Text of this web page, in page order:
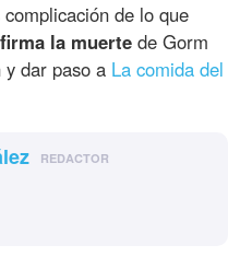
de lo que
la muerte de Gorm
dar paso a La comida del
REDACTOR